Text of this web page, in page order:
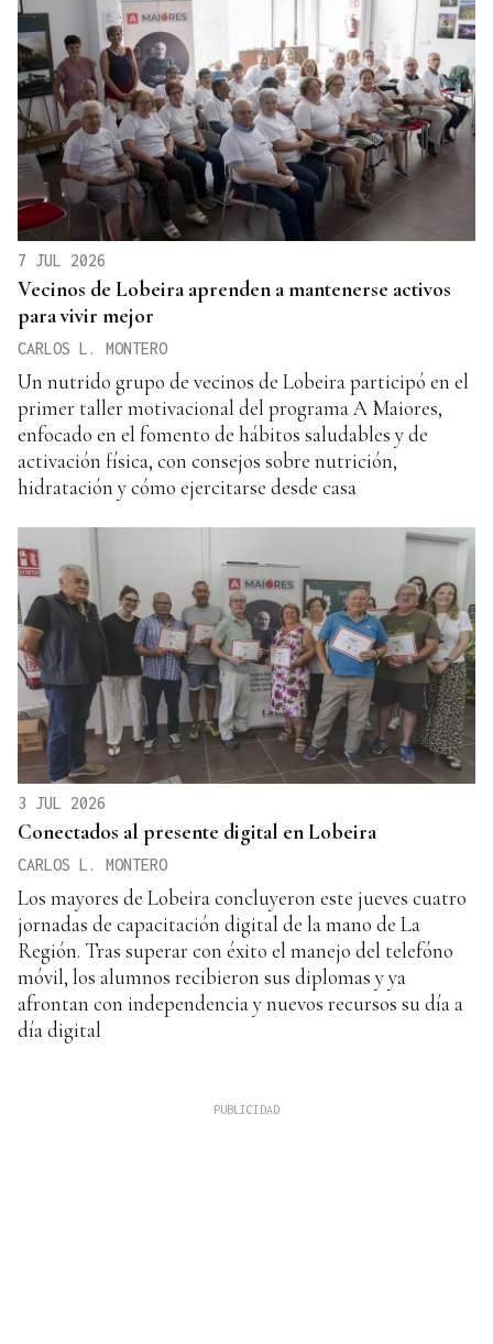
7 JUL 2026
Vecinos de Lobeira aprenden a mantenerse activos
para vivir mejor
CARLOS L. MONTERO
Un nutrido grupo de vecinos de Lobeira participó en el
primer taller motivacional del programa A Maiores,
enfocado en el fomento de hábitos saludables y de
activación física, con consejos sobre nutrición,
hidratación y cómo ejercitarse desde casa
3 JUL 2026
Conectados al presente digital en Lobeira
CARLOS L. MONTERO
Los mayores de Lobeira concluyeron este jueves cuatro
jornadas de capacitación digital de la mano de La
Región. Tras superar con éxito el manejo del telefóno
móvil, los alumnos recibieron sus diplomas y ya
afrontan con independencia y nuevos recursos su día a
día digital